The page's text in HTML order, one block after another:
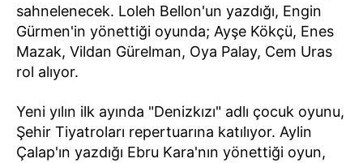
sahnelenecek. Loleh Bellon'un yazdığı, Engin
Gürmen'in yönettiği oyunda; Ayşe Kökçü, Enes
Mazak, Vildan Gürelman, Oya Palay, Cem Uras
rol alıyor.
Yeni yılın ilk ayında "Denizkızı" adlı çocuk oyunu,
Şehir Tiyatroları repertuarına katılıyor. Aylin
Çalap'ın yazdığı Ebru Kara'nın yönettiği oyun,